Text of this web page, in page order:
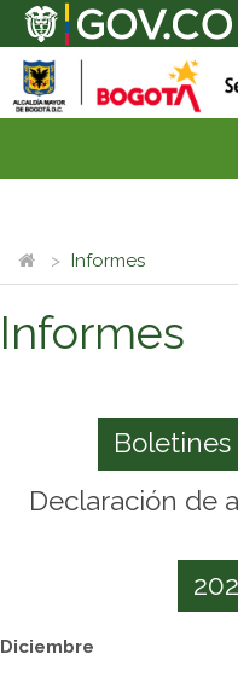
Informes
Informes
Declaración de
Diciembre